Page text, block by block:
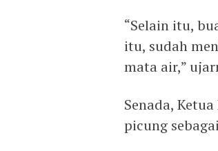
“Selain itu,
itu, sudah
mata air,”
Senada,
picung